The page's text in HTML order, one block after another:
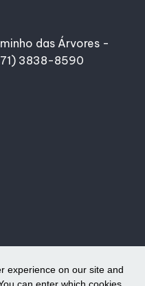
experience on our site and
das Árvores -
3838-8590